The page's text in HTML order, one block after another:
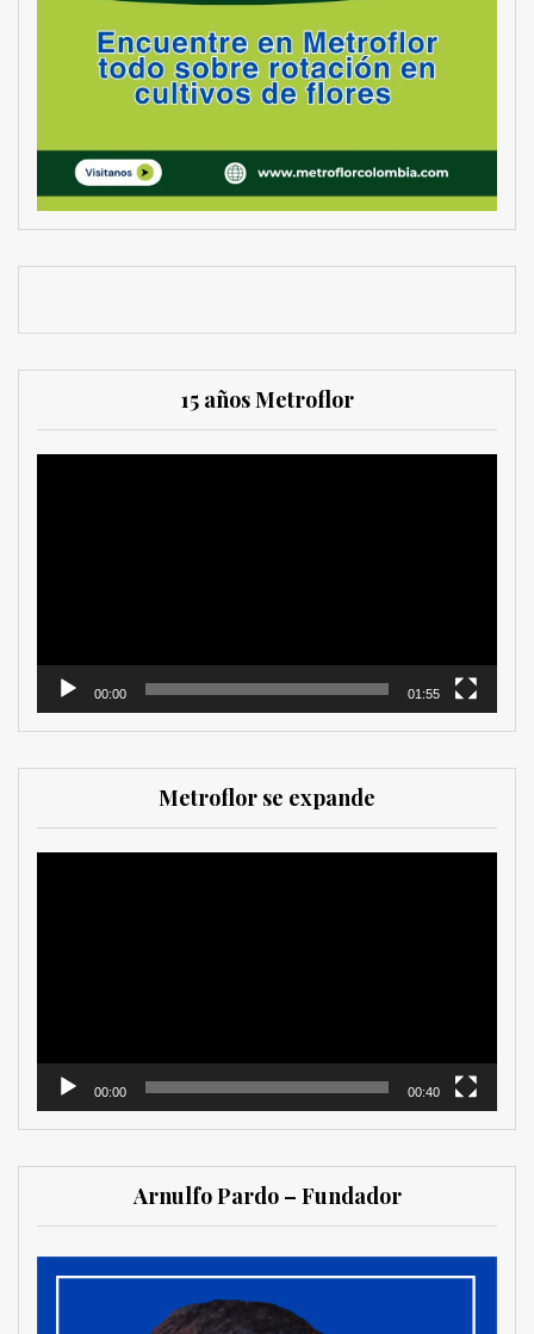
15 años Metroflor
00:00 01:55
Metroflor se expande
00:00 00:40
Arnulfo Pardo – Fundador